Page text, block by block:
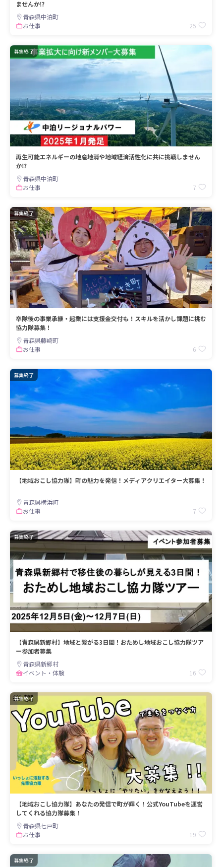
ませんか⁉
青森県中泊町
お仕事
25
募集終了
再生可能エネルギーの地産地消や地域経済活性化に共に挑戦しません
か⁉
青森県中泊町
お仕事
7
募集終了
卒隊後の事業承継・起業には支援金交付も！スキルを活かし課題に挑む
協力隊募集！
青森県藤崎町
お仕事
6
募集終了
【地域おこし協力隊】町の魅力を発信！メディアクリエイター大募集！
青森県横浜町
お仕事
7
募集終了
【青森県新郷村】地域と繋がる3日間！おためし地域おこし協力隊ツア
ー参加者募集
青森県新郷村
イベント・体験
16
募集終了
【地域おこし協力隊】あなたの発信で町が輝く！公式YouTubeを運営
してくれる協力隊募集！
青森県七戸町
お仕事
19
募集終了